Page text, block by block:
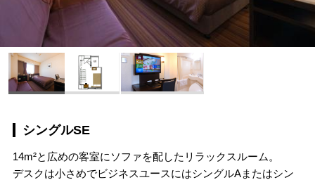
シングルSE
14m²と広めの客室にソファを配したリラックスルーム。
デスクは小さめでビジネスユースにはシングルAまたはシン